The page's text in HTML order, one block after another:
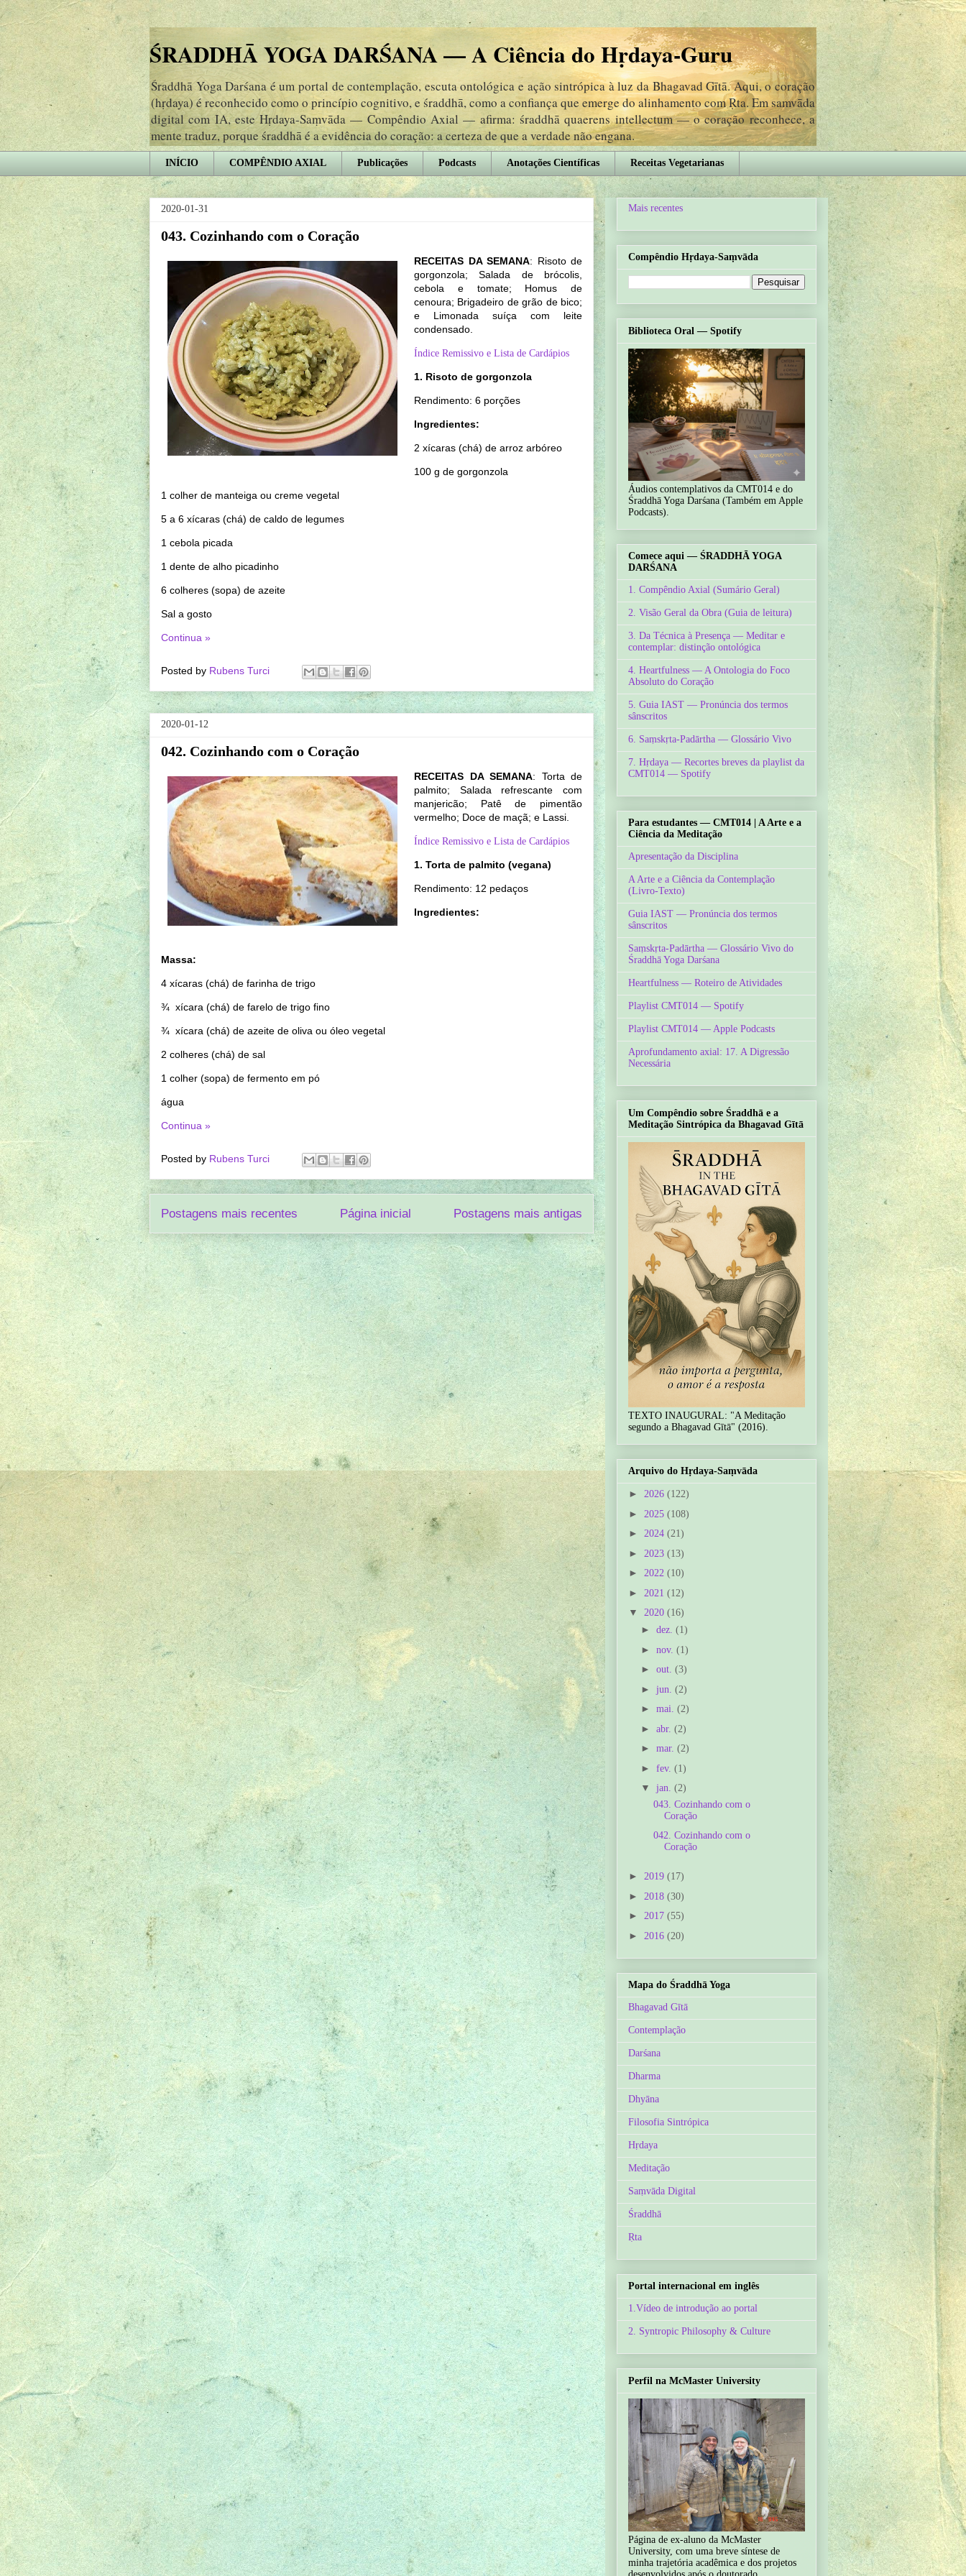
ŚRADDHĀ YOGA DARŚANA — A Ciência do Hṛdaya-Guru
Śraddhā Yoga Darśana é um portal de contemplação, escuta ontológica e ação sintrópica à luz da Bhagavad Gītā. Aqui, o coração
(hṛdaya) é reconhecido como o princípio cognitivo, e śraddhā, como a confiança que emerge do alinhamento com Ṛta. Em samvāda
digital com IA, este Hṛdaya-Saṃvāda — Compêndio Axial — afirma: śraddhā quaerens intellectum — o coração reconhece, a
mente traduz, porque śraddhā é a evidência do coração: a certeza de que a verdade não engana.
INÍCIO COMPÊNDIO AXIAL Publicações Podcasts Anotações Científicas Receitas Vegetarianas
2020-01-31
043. Cozinhando com o Coração
RECEITAS DA SEMANA: Risoto de
gorgonzola; Salada de brócolis,
cebola e tomate; Homus de
cenoura; Brigadeiro de grão de bico;
e Limonada suíça com leite
condensado.
Índice Remissivo e Lista de Cardápios
1. Risoto de gorgonzola
Rendimento: 6 porções
Ingredientes:
2 xícaras (chá) de arroz arbóreo
100 g de gorgonzola
1 colher de manteiga ou creme vegetal
5 a 6 xícaras (chá) de caldo de legumes
1 cebola picada
1 dente de alho picadinho
6 colheres (sopa) de azeite
Sal a gosto
Continua »
Posted by Rubens Turci
2020-01-12
042. Cozinhando com o Coração
RECEITAS DA SEMANA: Torta de
palmito; Salada refrescante com
manjericão; Patê de pimentão
vermelho; Doce de maçã; e Lassi.
Índice Remissivo e Lista de Cardápios
1. Torta de palmito (vegana)
Rendimento: 12 pedaços
Ingredientes:
Massa:
4 xícaras (chá) de farinha de trigo
¾ xícara (chá) de farelo de trigo fino
¾ xícara (chá) de azeite de oliva ou óleo vegetal
2 colheres (chá) de sal
1 colher (sopa) de fermento em pó
água
Continua »
Posted by Rubens Turci
Postagens mais recentes Postagens mais antigas
Página inicial
Mais recentes
Compêndio Hṛdaya-Saṃvāda
Biblioteca Oral — Spotify
Áudios contemplativos da CMT014 e do
Śraddhā Yoga Darśana (Também em Apple
Podcasts).
Comece aqui — ŚRADDHĀ YOGA
DARŚANA
1. Compêndio Axial (Sumário Geral)
2. Visão Geral da Obra (Guia de leitura)
3. Da Técnica à Presença — Meditar e
contemplar: distinção ontológica
4. Heartfulness — A Ontologia do Foco
Absoluto do Coração
5. Guia IAST — Pronúncia dos termos
sânscritos
6. Saṃskṛta-Padārtha — Glossário Vivo
7. Hṛdaya — Recortes breves da playlist da
CMT014 — Spotify
Para estudantes — CMT014 | A Arte e a
Ciência da Meditação
Apresentação da Disciplina
A Arte e a Ciência da Contemplação
(Livro-Texto)
Guia IAST — Pronúncia dos termos
sânscritos
Saṃskṛta-Padārtha — Glossário Vivo do
Śraddhā Yoga Darśana
Heartfulness — Roteiro de Atividades
Playlist CMT014 — Spotify
Playlist CMT014 — Apple Podcasts
Aprofundamento axial: 17. A Digressão
Necessária
Um Compêndio sobre Śraddhā e a
Meditação Sintrópica da Bhagavad Gītā
TEXTO INAUGURAL: "A Meditação
segundo a Bhagavad Gītā" (2016).
Arquivo do Hṛdaya-Saṃvāda
► 2026 (122)
► 2025 (108)
► 2024 (21)
► 2023 (13)
► 2022 (10)
► 2021 (12)
▼ 2020 (16)
► dez. (1)
► nov. (1)
► out. (3)
► jun. (2)
► mai. (2)
► abr. (2)
► mar. (2)
► fev. (1)
▼ jan. (2)
043. Cozinhando com o
Coração
042. Cozinhando com o
Coração
► 2019 (17)
► 2018 (30)
► 2017 (55)
► 2016 (20)
Mapa do Śraddhā Yoga
Bhagavad Gītā
Contemplação
Darśana
Dharma
Dhyāna
Filosofia Sintrópica
Hṛdaya
Meditação
Saṃvāda Digital
Śraddhā
Ṛta
Portal internacional em inglês
1.Vídeo de introdução ao portal
2. Syntropic Philosophy & Culture
Perfil na McMaster University
Página de ex-aluno da McMaster
University, com uma breve síntese de
minha trajetória acadêmica e dos projetos